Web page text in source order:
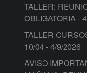
TALLER:
OBLIGATORIA-
TALLER
10/04- 4/9/2026
AVISO